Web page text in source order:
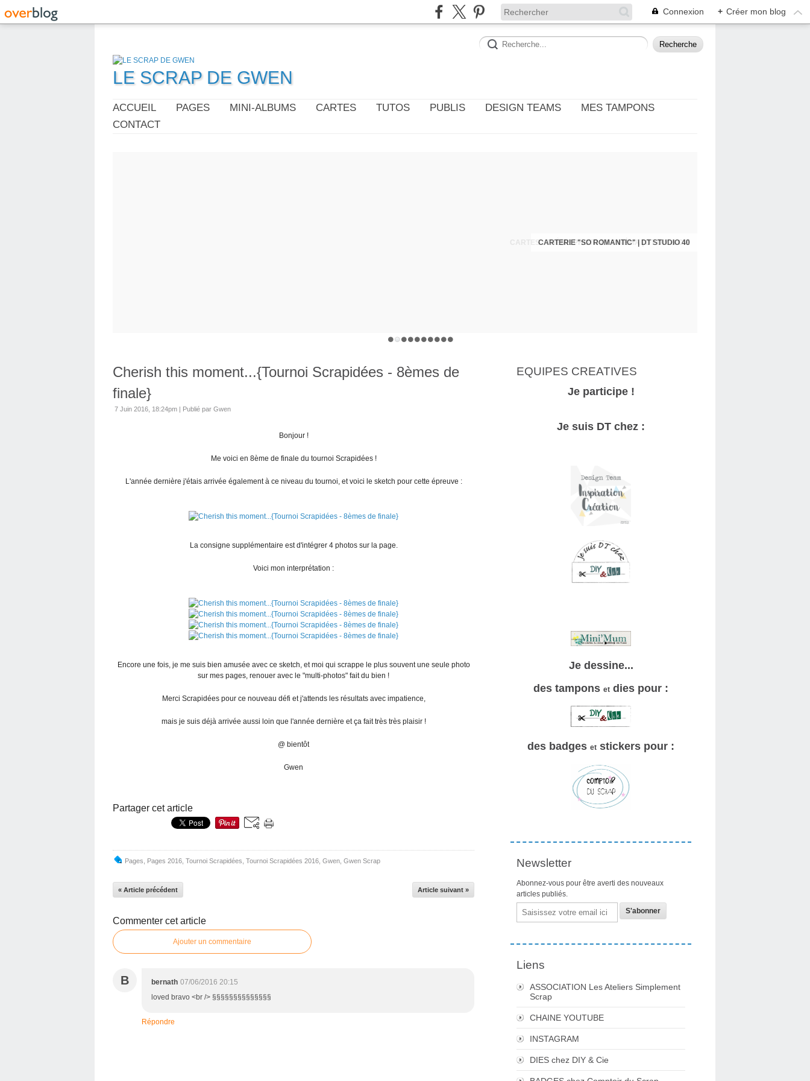
Connexion + Créer mon blog
LE SCRAP DE GWEN
ACCUEIL PAGES MINI-ALBUMS CARTES TUTOS PUBLIS DESIGN TEAMS
MES TAMPONS
CONTACT
CARTERIE "SO ROMANTIC" | DT STUDIO 40
CARTES : THÈME PHOTO ET CINÉMA | DT DIY & CIE
Cherish this moment...{Tournoi Scrapidées - 8èmes de
finale}
7 Juin 2016, 18:24pm | Publié par Gwen
Bonjour !
Me voici en 8ème de finale du tournoi Scrapidées !
L'année dernière j'étais arrivée également à ce niveau du tournoi, et voici le sketch pour cette épreuve :
La consigne supplémentaire est d'intégrer 4 photos sur la page.
Voici mon interprétation :
Encore une fois, je me suis bien amusée avec ce sketch, et moi qui scrappe le plus souvent une seule photo
sur mes pages, renouer avec le "multi-photos" fait du bien !
Merci Scrapidées pour ce nouveau défi et j'attends les résultats avec impatience,
mais je suis déjà arrivée aussi loin que l'année dernière et ça fait très très plaisir !
@ bientôt
Gwen
Partager cet article
Pages Pages 2016 Tournoi Scrapidées Tournoi Scrapidées 2016 Gwen Gwen Scrap
« Article précédent Article suivant »
Commenter cet article
Ajouter un commentaire
B bernath 07/06/2016 20:15
loved bravo <br /> §§§§§§§§§§§§§§
Répondre
EQUIPES CREATIVES
Je participe !
Je suis DT chez :
Je dessine...
des tampons et dies pour :
des badges et stickers pour :
Newsletter
Abonnez-vous pour être averti des nouveaux
articles publiés.
Email
Liens
ASSOCIATION Les Ateliers Simplement
Scrap
CHAINE YOUTUBE
INSTAGRAM
DIES chez DIY & Cie